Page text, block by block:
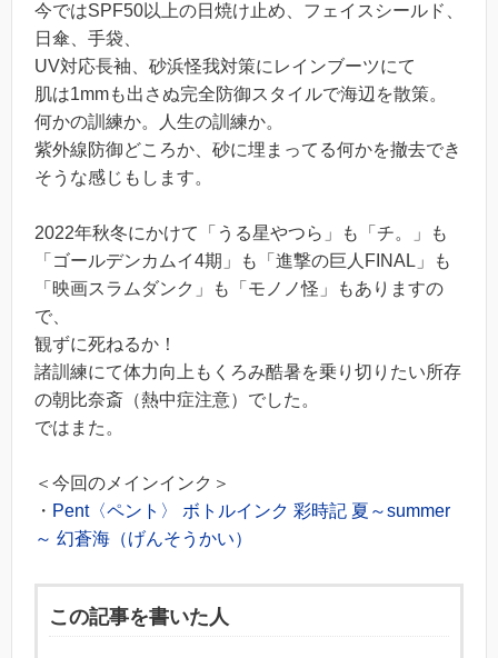
今ではSPF50以上の日焼け止め、フェイスシールド、
日傘、手袋、
UV対応長袖、砂浜怪我対策にレインブーツにて
肌は1mmも出さぬ完全防御スタイルで海辺を散策。
何かの訓練か。人生の訓練か。
紫外線防御どころか、砂に埋まってる何かを撤去でき
そうな感じもします。
2022年秋冬にかけて「うる星やつら」も「チ。」も
「ゴールデンカムイ4期」も「進撃の巨人FINAL」も
「映画スラムダンク」も「モノノ怪」もありますの
で、
観ずに死ねるか！
諸訓練にて体力向上もくろみ酷暑を乗り切りたい所存
の朝比奈斎（熱中症注意）でした。
ではまた。
＜今回のメインインク＞
・ Pent〈ペント〉 ボトルインク 彩時記 夏～summer
～ 幻蒼海（げんそうかい）
この記事を書いた人